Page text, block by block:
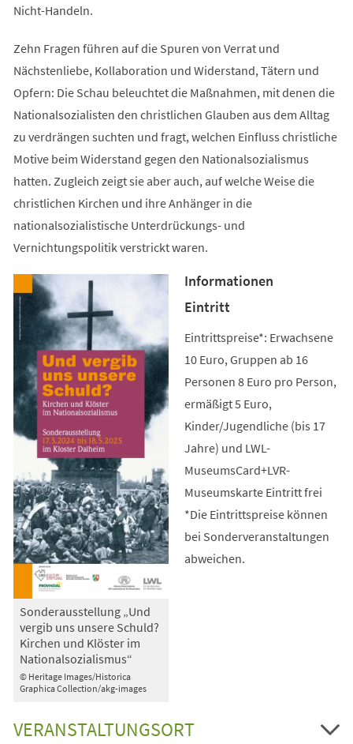
Nicht-Handeln.
Zehn Fragen führen auf die Spuren von Verrat und
Nächstenliebe, Kollaboration und Widerstand, Tätern und
Opfern: Die Schau beleuchtet die Maßnahmen, mit denen die
Nationalsozialisten den christlichen Glauben aus dem Alltag
zu verdrängen suchten und fragt, welchen Einfluss christliche
Motive beim Widerstand gegen den Nationalsozialismus
hatten. Zugleich zeigt sie aber auch, auf welche Weise die
christlichen Kirchen und ihre Anhänger in die
nationalsozialistische Unterdrückungs- und
Vernichtungspolitik verstrickt waren.
© Heritage Images/Historica
Graphica Collection/akg-images
Sonderausstellung „Und
vergib uns unsere Schuld?
Kirchen und Klöster im
Nationalsozialismus“
Informationen
Eintritt
Eintrittspreise*: Erwachsene
10 Euro, Gruppen ab 16
Personen 8 Euro pro Person,
ermäßigt 5 Euro,
Kinder/Jugendliche (bis 17
Jahre) und LWL-
MuseumsCard+LVR-
Museumskarte Eintritt frei
*Die Eintrittspreise können
bei Sonderveranstaltungen
abweichen.
VERANSTALTUNGSORT